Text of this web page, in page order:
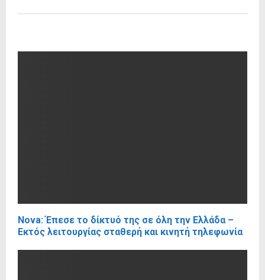
Nova: Έπεσε το δίκτυό της σε όλη την Ελλάδα –
Εκτός λειτουργίας σταθερή και κινητή τηλεφωνία